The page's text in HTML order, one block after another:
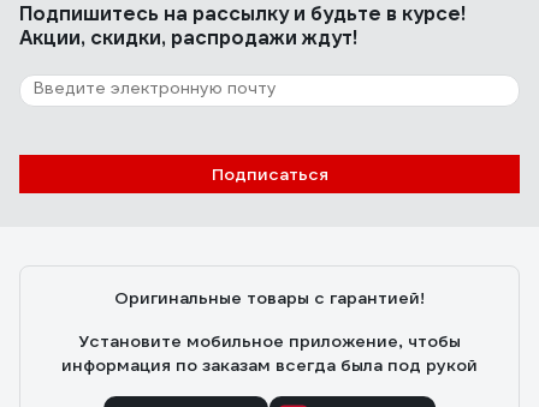
90 отзывов
Отзыв о HARDY 0111-994825
сохраняет запястья от растяжения на больших
подготовить стену под покраску за 2 слоя (шитрока)
Подпишитесь на рассылкуи будьте в курсе!
Акции, скидки, распродажи ждут!
Подписаться
Оригинальные товары с гарантией!
Установите мобильное приложение, чтобы
информация по заказам всегда была под рукой